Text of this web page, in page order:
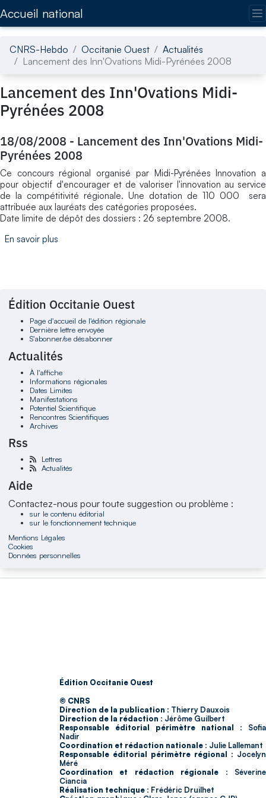
Accueil national
CNRS-Hebdo Occitanie Ouest
Actualités
Lancement des Inn'Ovations Midi-Pyrénées 2008
Lancement des Inn'Ovations Midi-
Pyrénées 2008
18/08/2008 - Lancement des Inn'Ovations Midi-
Pyrénées 2008
Ce concours régional organisé par Midi-Pyrénées Innovation a
pour objectif d'encourager et de valoriser l'innovation au service
de la compétitivité régionale. Une dotation de 110 000  sera
attribuée aux lauréats des catégories proposées.
Date limite de dépôt des dossiers : 26 septembre 2008.
En savoir plus
Édition Occitanie Ouest
Page d'accueil de l'édition régionale
Dernière lettre envoyée
S'abonner/se désabonner
Actualités
À l'affiche
Informations régionales
Dates Limites
Manifestations
Potentiel Scientifique
Rencontres Scientifiques
Archives
Rss
Lettres
Actualités
Aide
Contactez-nous pour toute suggestion ou problème :
sur le contenu éditorial
sur le fonctionnement technique
Mentions Légales
Cookies
Données personnelles
Édition Occitanie Ouest
© CNRS
Direction de la publication : Thierry Dauxois
Direction de la rédaction : Jérôme Guilbert
Responsable éditorial périmètre national : Sofia
Nadir
Coordination et rédaction nationale : Julie Lallemant
Responsable éditorial périmètre régional : Jocelyn
Méré
Coordination et rédaction régionale : Séverine
Ciancia
Réalisation technique : Frédéric Druilhet